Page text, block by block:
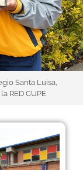
Santa Luisa,
RED CUPE